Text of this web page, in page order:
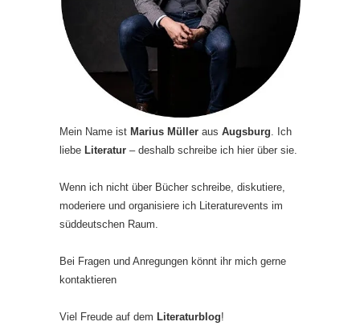
Mein Name ist Marius Müller aus Augsburg . Ich
liebe Literatur – deshalb schreibe ich hier über sie.
Wenn ich nicht über Bücher schreibe, diskutiere,
moderiere und organisiere ich Literaturevents im
süddeutschen Raum.
Bei Fragen und Anregungen könnt ihr mich gerne
kontaktieren
Viel Freude auf dem Literaturblog!